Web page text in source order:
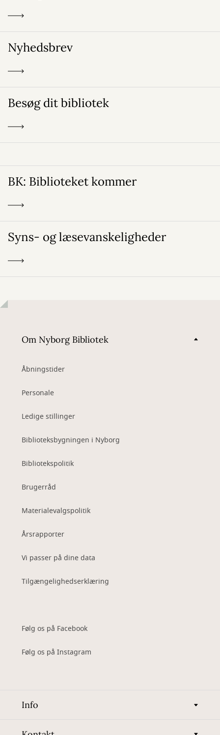
Nyhedsbrev
Besøg dit bibliotek
BK: Biblioteket kommer
Syns- og læsevanskeligheder
Om Nyborg Bibliotek
Åbningstider
Personale
Ledige stillinger
Biblioteksbygningen i Nyborg
Bibliotekspolitik
Brugerråd
Materialevalgspolitik
Årsrapporter
Vi passer på dine data
Tilgængelighedserklæring
Følg os på Facebook
Følg os på Instagram
Info